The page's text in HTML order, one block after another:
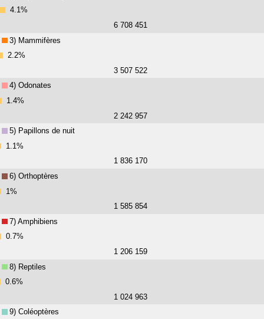
4.1%
6 708 451
3) Mammifères
2.2%
3 507 522
4) Odonates
1.4%
2 242 957
5) Papillons de nuit
1.1%
1 836 170
6) Orthoptères
1%
1 585 854
7) Amphibiens
0.7%
1 206 159
8) Reptiles
0.6%
1 024 963
9) Coléoptères